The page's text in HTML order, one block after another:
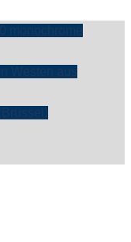
monochrome
Westen aus